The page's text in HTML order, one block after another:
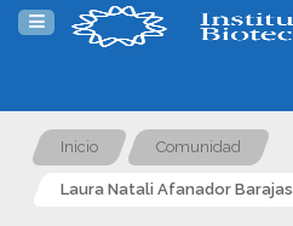
Inicio Comunidad
Laura Natali Afanador Barajas